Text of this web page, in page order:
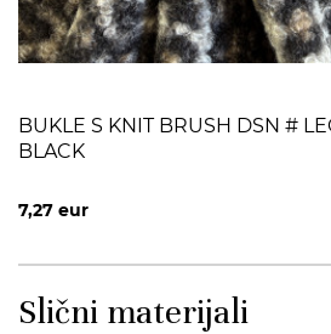
BUKLE S KNIT BRUSH DSN #
BLACK
7,27 eur
Slični materijali